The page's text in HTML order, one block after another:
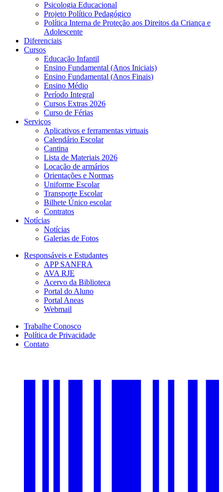
Psicologia Educacional
Projeto Político Pedagógico
Política Interna de Proteção aos Direitos da Criança e
Adolescente
Diferenciais
Cursos
Educação Infantil
Ensino Fundamental (Anos Iniciais)
Ensino Fundamental (Anos Finais)
Ensino Médio
Período Integral
Cursos Extras 2026
Curso de Férias
Serviços
Aplicativos e ferramentas virtuais
Calendário Escolar
Cantina
Lista de Materiais 2026
Locação de armários
Orientações e Normas
Uniforme Escolar
Transporte Escolar
Bilhete Único escolar
Contratos
Notícias
Notícias
Galerias de Fotos
Responsáveis e Estudantes
APP SANFRA
AVA RJE
Acervo da Biblioteca
Portal do Aluno
Portal Aneas
Webmail
Trabalhe Conosco
Política de Privacidade
Contato